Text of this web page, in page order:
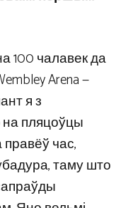
100 чалавек да
Arena —
я з
пляцоўцы
час,
таму што